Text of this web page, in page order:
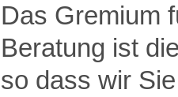
Das Gremium
Beratung ist
so dass wir